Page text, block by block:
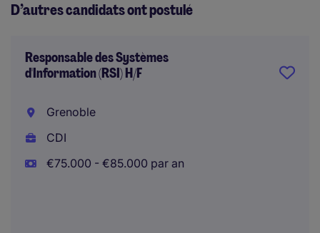
D’autres candidats ont postulé
Responsable des Systèmes
d'Information (RSI) H/F
Grenoble
CDI
€75.000 - €85.000 par an